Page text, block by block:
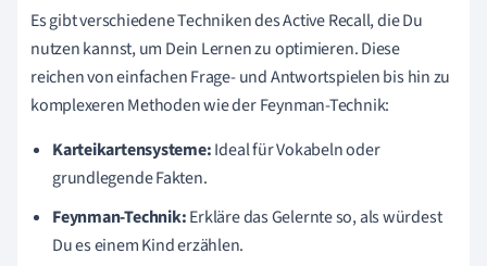
Es gibt verschiedene Techniken des Active Recall, die Du
nutzen kannst, um Dein Lernen zu optimieren. Diese
reichen von einfachen Frage- und Antwortspielen bis hin zu
komplexeren Methoden wie der Feynman-Technik:
Karteikartensysteme:Ideal für Vokabeln oder
grundlegende Fakten.
Feynman-Technik:Erkläre das Gelernte so, als würdest
Du es einem Kind erzählen.